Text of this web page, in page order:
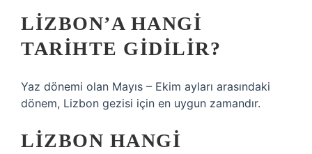
LIZBON’A HANGI
TARIHTE GIDILIR?
Yaz dönemi olan Mayıs – Ekim ayları arasındaki
dönem, Lizbon gezisi için en uygun zamandır.
LIZBON HANGI